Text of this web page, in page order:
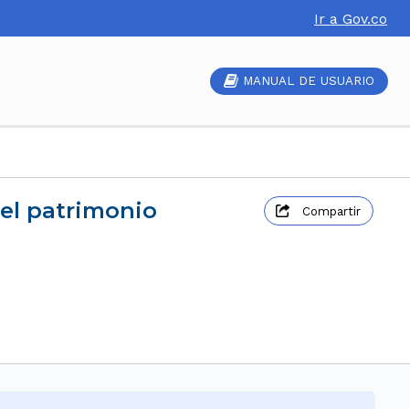
Ir a Gov.co
MANUAL DE USUARIO
patrimonio Compartir